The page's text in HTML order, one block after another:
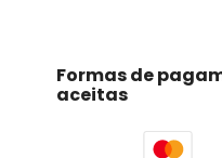
Formas de
aceitas